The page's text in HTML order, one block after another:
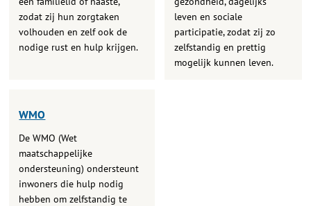
zodat zij hun zorgtaken
volhouden en zelf ook de
nodige rust en hulp krijgen.
leven en sociale
participatie, zodat zij zo
zelfstandig en prettig
mogelijk kunnen leven.
WMO
De WMO (Wet
maatschappelijke
ondersteuning) ondersteunt
inwoners die hulp nodig
hebben om zelfstandig te